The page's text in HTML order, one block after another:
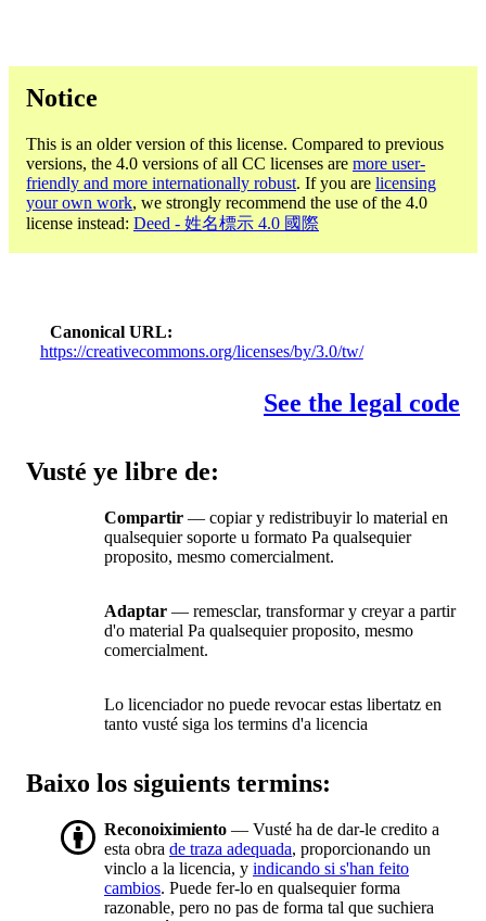
Notice
This is an older version of this license. Compared to previous
versions, the 4.0 versions of all CC licenses are more user-
friendly and more internationally robust. If you are licensing
your own work, we strongly recommend the use of the 4.0
license instead: Deed - 姓名標示 4.0 國際
Canonical URL
https://creativecommons.org/licenses/by/3.0/tw/
See the legal code
Vusté ye libre de:
Compartir — copiar y redistribuyir lo material en
qualsequier soporte u formato Pa qualsequier
proposito, mesmo comercialment.
Adaptar — remesclar, transformar y creyar a partir
d'o material Pa qualsequier proposito, mesmo
comercialment.
Lo licenciador no puede revocar estas libertatz en
tanto vusté siga los termins d'a licencia
Baixo los siguients termins:
Reconoiximiento — Vusté ha de dar-le credito a
esta obra de traza adequada, proporcionando un
vinclo a la licencia, y indicando si s'han feito
cambios. Puede fer-lo en qualsequier forma
razonable, pero no pas de forma tal que suchiera